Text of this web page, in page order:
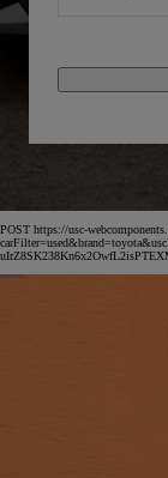
POST https://usc-